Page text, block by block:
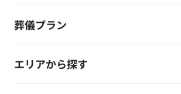
葬儀プラン
エリアから探す